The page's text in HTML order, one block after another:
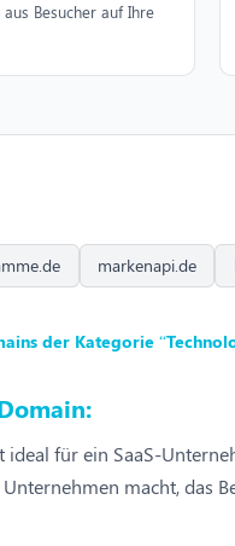
Besucher auf Ihre
markenapi.de
der Kategorie
für ein SaaS-
macht, das